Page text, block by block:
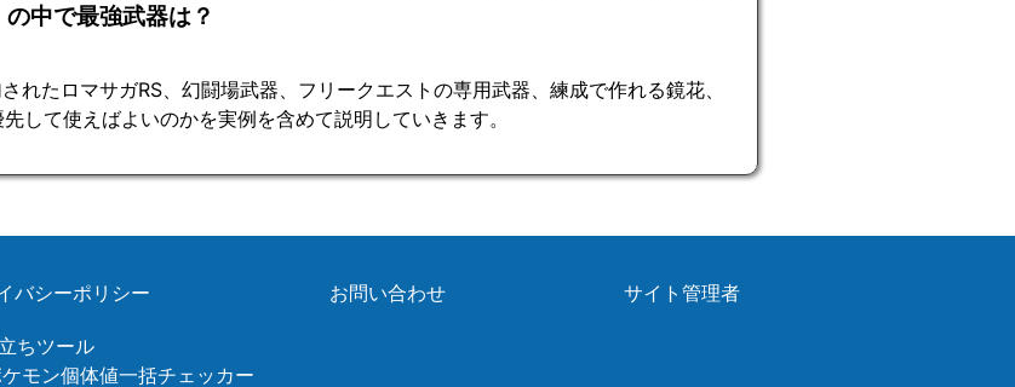
中で最強武器は？
れたロマサガRS、幻闘場武器、フリークエストの専用武器、練成で作れる鏡花、
して使えばよいのかを実例を含めて説明していきます。
バシーポリシー お問い合わせ サイト管理者
ちツール
モン個体値一括チェッカー